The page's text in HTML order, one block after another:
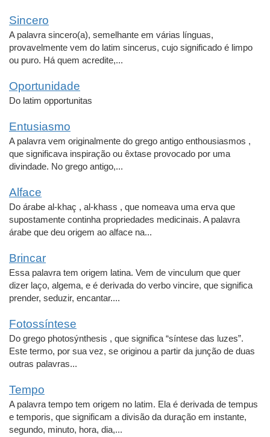
Sincero
A palavra sincero(a), semelhante em várias línguas,
provavelmente vem do latim sincerus, cujo significado é limpo
ou puro. Há quem acredite,...
Oportunidade
Do latim opportunitas
Entusiasmo
A palavra vem originalmente do grego antigo enthousiasmos ,
que significava inspiração ou êxtase provocado por uma
divindade. No grego antigo,...
Alface
Do árabe al-khaç , al-khass , que nomeava uma erva que
supostamente continha propriedades medicinais. A palavra
árabe que deu origem ao alface na...
Brincar
Essa palavra tem origem latina. Vem de vinculum que quer
dizer laço, algema, e é derivada do verbo vincire, que significa
prender, seduzir, encantar....
Fotossíntese
Do grego photosýnthesis , que significa “síntese das luzes”.
Este termo, por sua vez, se originou a partir da junção de duas
outras palavras...
Tempo
A palavra tempo tem origem no latim. Ela é derivada de tempus
e temporis, que significam a divisão da duração em instante,
segundo, minuto, hora, dia,...